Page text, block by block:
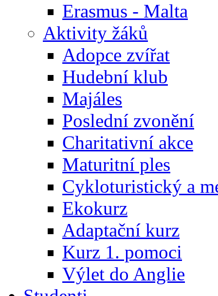
Erasmus - Malta
Aktivity žáků
Adopce zvířat
Hudební klub
Majáles
Poslední zvonění
Charitativní akce
Maturitní ples
Cykloturistický a
Ekokurz
Adaptační kurz
Kurz 1. pomoci
Výlet do Anglie